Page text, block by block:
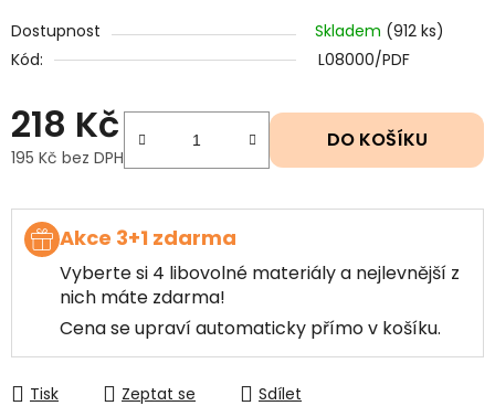
Dostupnost Skladem (912 ks)
Kód:
L08000/PDF
218 Kč
195 Kč bez DPH
DO KOŠÍKU
Akce 3+1 zdarma
Vyberte si 4 libovolné materiály a nejlevnější z
nich máte zdarma!
Cena se upraví automaticky přímo v košíku.
Tisk Zeptat se Sdílet